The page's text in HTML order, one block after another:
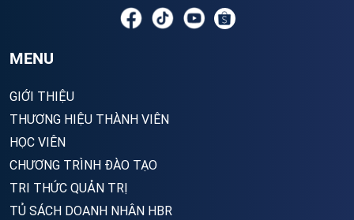
MENU
GIỚI THIỆU
THƯƠNG HIỆU THÀNH VIÊN
HỌC VIÊN
CHƯƠNG TRÌNH ĐÀO TẠO
TRI THỨC QUẢN TRỊ
TỦ SÁCH DOANH NHÂN HBR